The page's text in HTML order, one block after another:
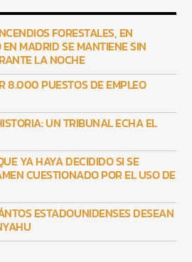
FORESTALES, EN
MADRID SE MANTIENE SIN
LA NOCHE
8.000 PUESTOS DE EMPLEO
UN TRIBUNAL ECHA EL
YA HAYA DECIDIDO SI SE
CUESTIONADO POR EL USO DE
ESTADOUNIDENSES DESEAN